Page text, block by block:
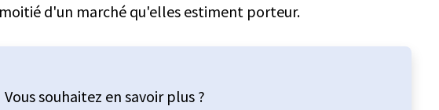
d'un marché qu'elles estiment porteur.
Vous souhaitez en savoir plus ?